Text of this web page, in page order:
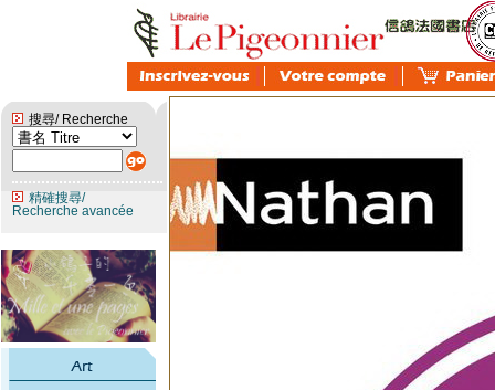
搜尋/ Recherche
精確搜尋/
Recherche avancée